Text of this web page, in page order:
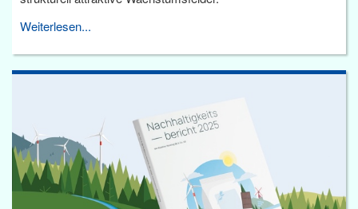
Weiterlesen...